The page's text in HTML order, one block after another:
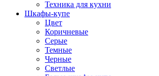
Техника для кухни
Шкафы-купе
Цвет
Коричневые
Серые
Темные
Черные
Светлые